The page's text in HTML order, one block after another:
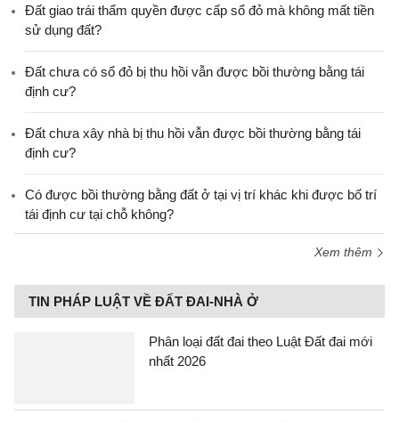
Đất giao trái thẩm quyền được cấp sổ đỏ mà không mất tiền
sử dụng đất?
Đất chưa có sổ đỏ bị thu hồi vẫn được bồi thường bằng tái
định cư?
Đất chưa xây nhà bị thu hồi vẫn được bồi thường bằng tái
định cư?
Có được bồi thường bằng đất ở tại vị trí khác khi được bố trí
tái định cư tại chỗ không?
Xem thêm
TIN PHÁP LUẬT VỀ ĐẤT ĐAI-NHÀ Ở
Phân loại đất đai theo Luật Đất đai mới
nhất 2026